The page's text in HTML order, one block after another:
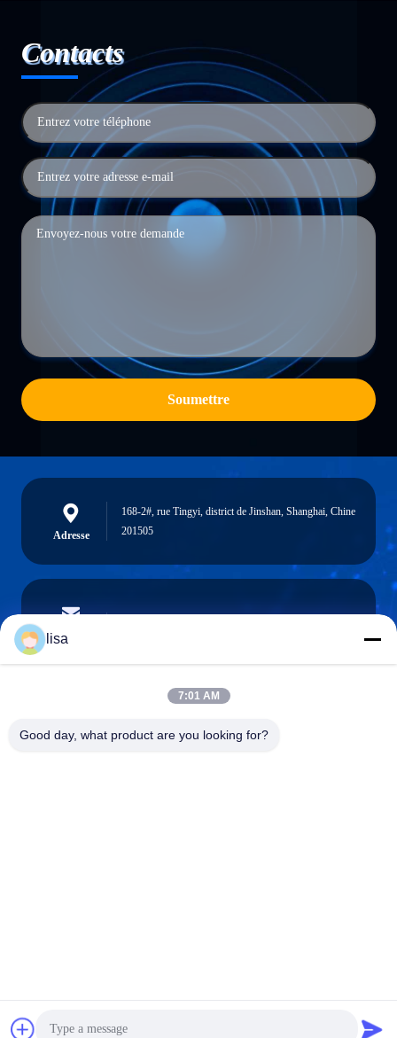
Obtenez le meilleur prix
Contacts
Soumettre
Adresse
168-2#, rue Tingyi, district de Jinshan, Shanghai, Chine
201505
E-mail
Téléphone
lisa
7:01 AM
Good day, what product are you looking for?